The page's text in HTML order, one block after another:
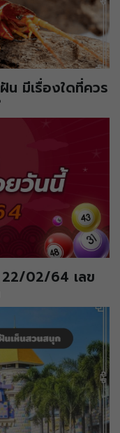
น มีเรื่องใดที่ควร
22/02/64 เลข